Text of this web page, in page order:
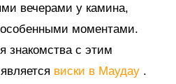
вечерами у камина,
моментами.
знакомства с этим
виски в Маудау .